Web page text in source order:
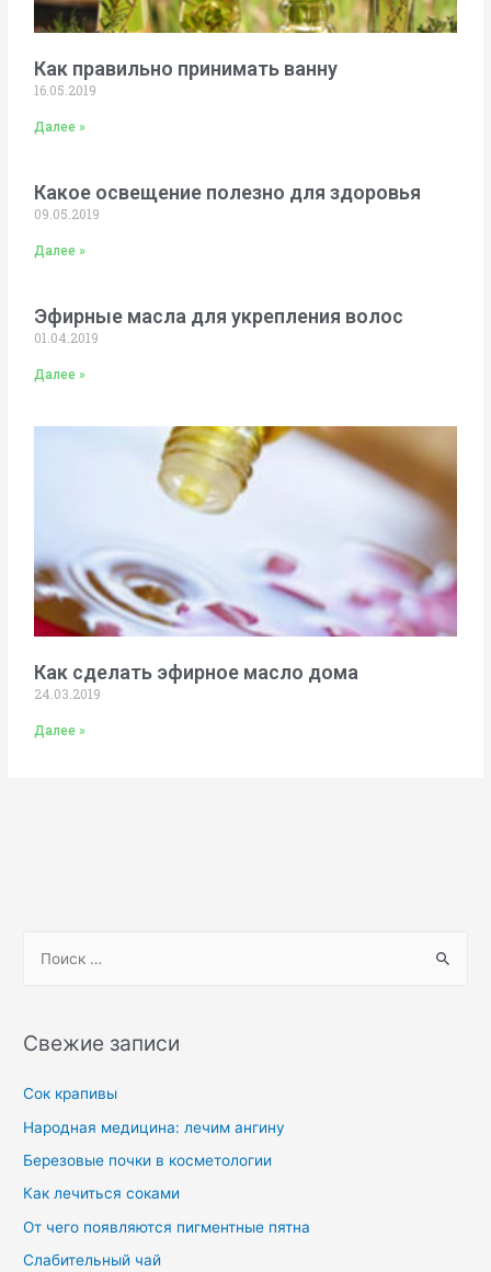
Как правильно принимать ванну
16.05.2019
Далее »
Какое освещение полезно для здоровья
09.05.2019
Далее »
Эфирные масла для укрепления волос
01.04.2019
Далее »
Как сделать эфирное масло дома
24.03.2019
Далее »
Свежие записи
Сок крапивы
Народная медицина: лечим ангину
Березовые почки в косметологии
Как лечиться соками
От чего появляются пигментные пятна
Слабительный чай